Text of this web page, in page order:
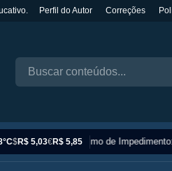
Perfil do Autor Correções
$R$ 5,03€R$ 5,85
Sinônimo de Impedimento: